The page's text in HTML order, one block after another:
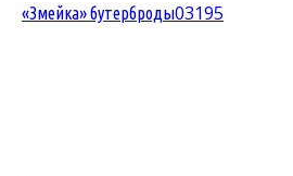
«Змейка» бутерброды03195